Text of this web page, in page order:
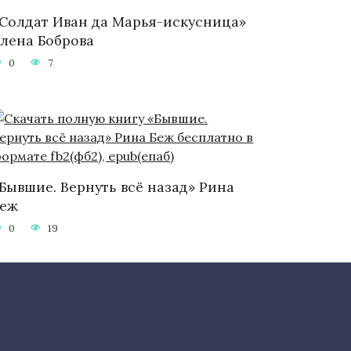
Иван да Марья-искусница»
Боброва
0 7
Вернуть всё назад» Рина
0 19